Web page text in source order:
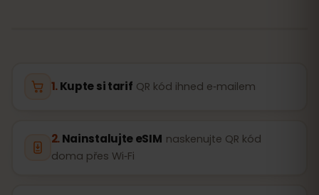
Kupte si tarif QR kód ihned e‑mailem
Nainstalujte eSIM naskenujte QR kód
doma přes Wi‑Fi